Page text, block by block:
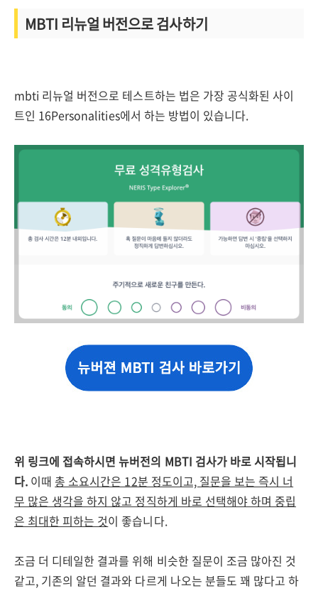
MBTI 리뉴얼 버전으로 검사하기
mbti 리뉴얼 버전으로 테스트하는 법은 가장 공식화된 사이
트인 16Personalities에서 하는 방법이 있습니다.
위 링크에 접속하시면 뉴버전의 MBTI 검사가 바로 시작됩니
다. 이때 총 소요시간은 12분 정도이고, 질문을 보는 즉시 너
무 많은 생각을 하지 않고 정직하게 바로 선택해야 하며 중립
은 최대한 피하는 것이 좋습니다.
조금 더 디테일한 결과를 위해 비슷한 질문이 조금 많아진 것
같고, 기존의 알던 결과와 다르게 나오는 분들도 꽤 많다고 하